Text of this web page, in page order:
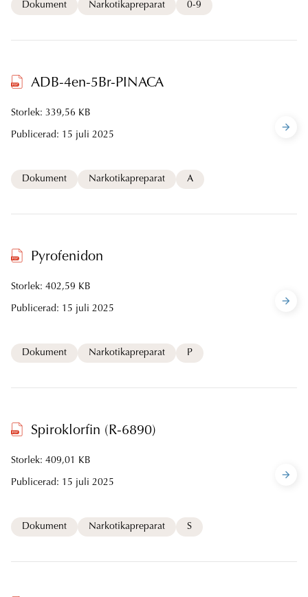
Dokument Narkotikapreparat 0-9
ADB-4en-5Br-PINACA
Storlek: 339,56 KB
Publicerad: 15 juli 2025
Dokument Narkotikapreparat A
Pyrofenidon
Storlek: 402,59 KB
Publicerad: 15 juli 2025
Dokument Narkotikapreparat P
Spiroklorfin (R-6890)
Storlek: 409,01 KB
Publicerad: 15 juli 2025
Dokument Narkotikapreparat S